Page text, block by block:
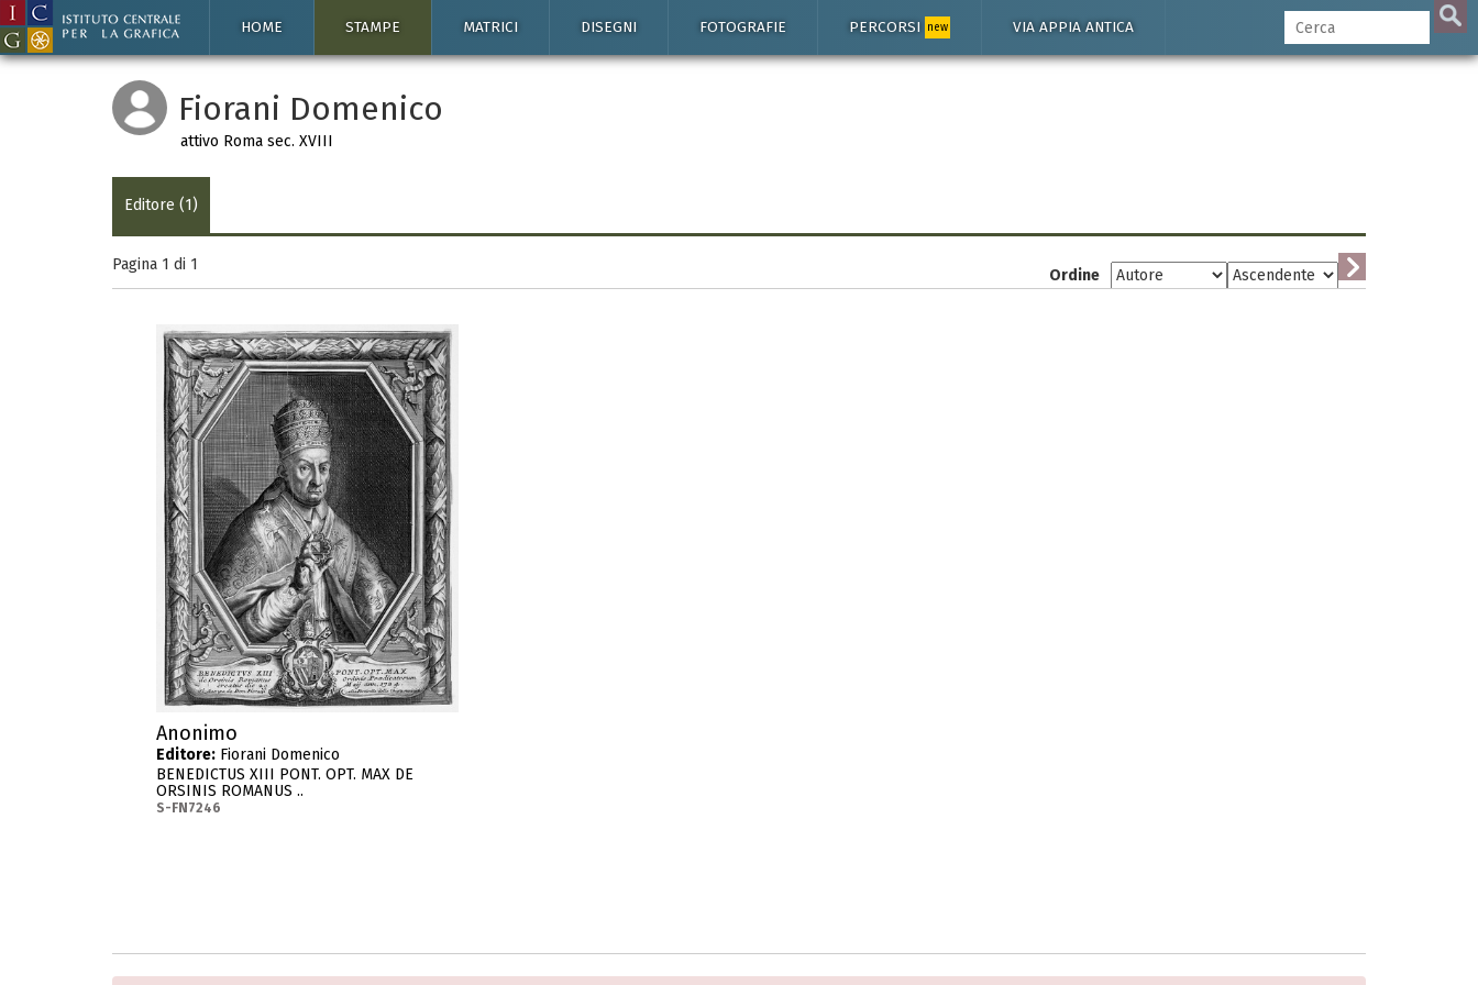
HOME STAMPE MATRICI DISEGNI FOTOGRAFIE PERCORSI new VIA APPIA ANTICA
Fiorani Domenico
attivo Roma sec. XVIII
Editore (1)
Pagina 1 di 1
Ordine
Anonimo
Editore: Fiorani Domenico
BENEDICTUS XIII PONT. OPT. MAX DE
ORSINIS ROMANUS ..
S-FN7246